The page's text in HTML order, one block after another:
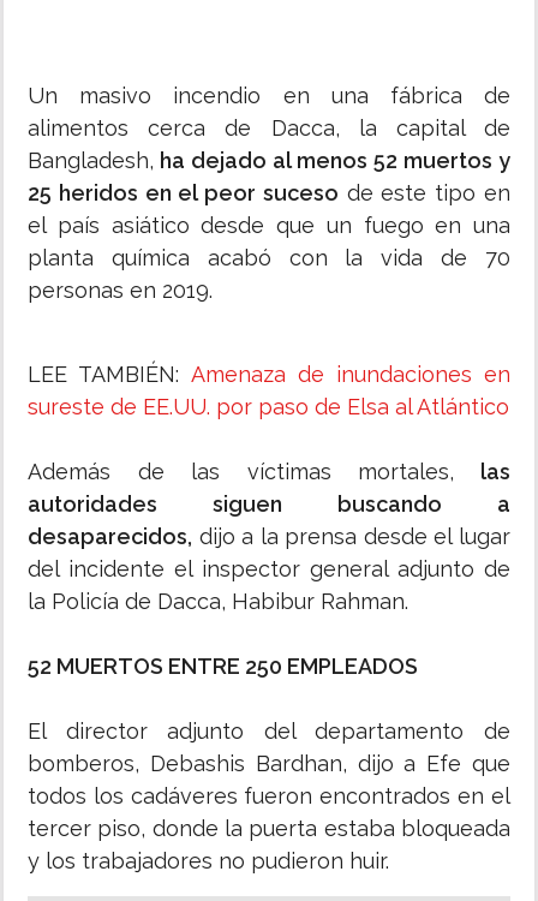
Un masivo incendio en una fábrica de
alimentos cerca de Dacca, la capital de
Bangladesh, ha dejado al menos 52 muertos y
25 heridos en el peor suceso de este tipo en
el país asiático desde que un fuego en una
planta química acabó con la vida de 70
personas en 2019.
LEE TAMBIÉN: Amenaza de inundaciones en
sureste de EE.UU. por paso de Elsa al Atlántico
Además de las víctimas mortales, las
autoridades siguen buscando a
desaparecidos, dijo a la prensa desde el lugar
del incidente el inspector general adjunto de
la Policía de Dacca, Habibur Rahman.
52 MUERTOS ENTRE 250 EMPLEADOS
El director adjunto del departamento de
bomberos, Debashis Bardhan, dijo a Efe que
todos los cadáveres fueron encontrados en el
tercer piso, donde la puerta estaba bloqueada
y los trabajadores no pudieron huir.